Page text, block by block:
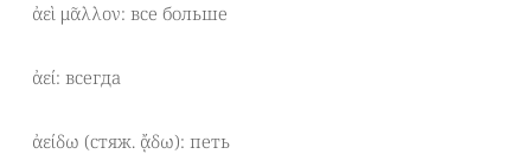
ἀεὶ μᾶλλον: все больше
ἀεί: всегда
ἀείδω (стяж. ᾄδω): петь